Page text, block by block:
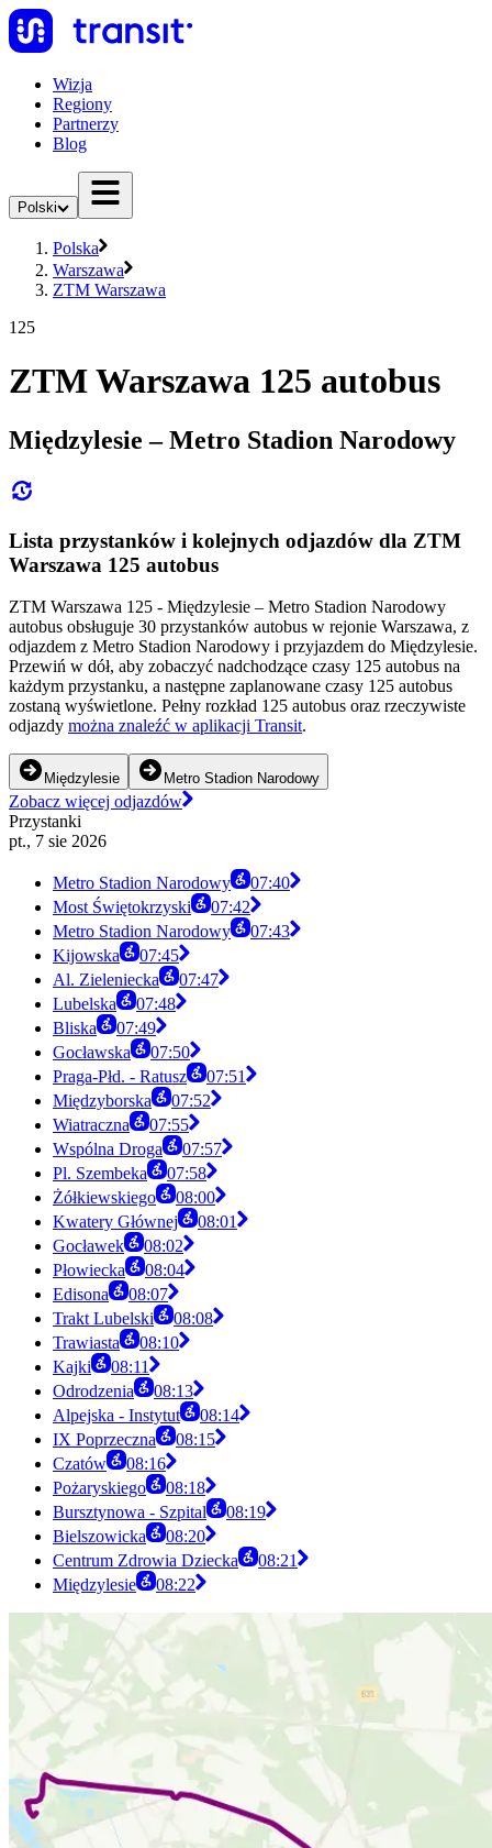
Wizja
Regiony
Partnerzy
Blog
Polski
Polska
Warszawa
ZTM Warszawa
125
ZTM Warszawa 125 autobus
Międzylesie – Metro Stadion Narodowy
Lista przystanków i kolejnych odjazdów dla ZTM
Warszawa 125 autobus
ZTM Warszawa 125 - Międzylesie – Metro Stadion Narodowy
autobus obsługuje 30 przystanków autobus w rejonie Warszawa, z
odjazdem z Metro Stadion Narodowy i przyjazdem do Międzylesie.
Przewiń w dół, aby zobaczyć nadchodzące czasy 125 autobus na
każdym przystanku, a następne zaplanowane czasy 125 autobus
zostaną wyświetlone. Pełny rozkład 125 autobus oraz rzeczywiste
odjazdy można znaleźć w aplikacji Transit.
Międzylesie Metro Stadion Narodowy
Zobacz więcej odjazdów
Przystanki
pt., 7 sie 2026
Metro Stadion Narodowy
07:40
Most Świętokrzyski
07:42
Metro Stadion Narodowy
07:43
Kijowska
07:45
Al. Zieleniecka
07:47
Lubelska
07:48
Bliska
07:49
Gocławska
07:50
Praga-Płd. - Ratusz
07:51
Międzyborska
07:52
Wiatraczna
07:55
Wspólna Droga
07:57
Pl. Szembeka
07:58
Żółkiewskiego
08:00
Kwatery Głównej
08:01
Gocławek
08:02
Płowiecka
08:04
Edisona
08:07
Trakt Lubelski
08:08
Trawiasta
08:10
Kajki
08:11
Odrodzenia
08:13
Alpejska - Instytut
08:14
IX Poprzeczna
08:15
Czatów
08:16
Pożaryskiego
08:18
Bursztynowa - Szpital
08:19
Bielszowicka
08:20
Centrum Zdrowia Dziecka
08:21
Międzylesie
08:22